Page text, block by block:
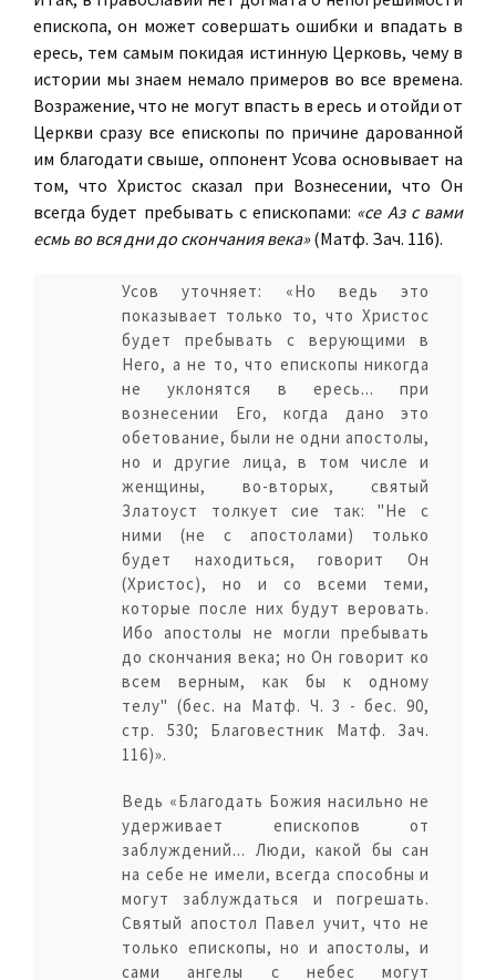
епископа, он может совершать ошибки и впадать в
ересь, тем самым покидая истинную Церковь, чему в
истории мы знаем немало примеров во все времена.
Возражение, что не могут впасть в ересь и отойди от
Церкви сразу все епископы по причине дарованной
им благодати свыше, оппонент Усова основывает на
том, что Христос сказал при Вознесении, что Он
всегда будет пребывать с епископами: «се Аз с вами
есмь во вся дни до скончания века»(Матф. Зач. 116).
Усов уточняет: «Но ведь это
показывает только то, что Христос
будет пребывать с верующими в
Него, а не то, что епископы никогда
не уклонятся в ересь... при
вознесении Его, когда дано это
обетование, были не одни апостолы,
но и другие лица, в том числе и
женщины, во-вторых, святый
Златоуст толкует сие так: "Не с
ними (не с апостолами) только
будет находиться, говорит Он
(Христос), но и со всеми теми,
которые после них будут веровать.
Ибо апостолы не могли пребывать
до скончания века; но Он говорит ко
всем верным, как бы к одному
телу" (бес. на Матф. Ч. 3 - бес. 90,
стр. 530; Благовестник Матф. Зач.
116)».
Ведь «Благодать Божия насильно не
удерживает епископов от
заблуждений... Люди, какой бы сан
на себе не имели, всегда способны и
могут заблуждаться и погрешать.
Святый апостол Павел учит, что не
только епископы, но и апостолы, и
сами ангелы с небес могут